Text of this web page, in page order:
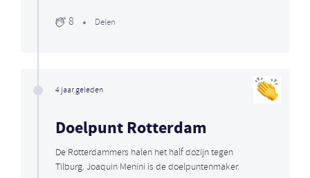
8 Delen
4 jaar geleden
Doelpunt Rotterdam
De Rotterdammers halen het half dozijn tegen
Tilburg. Joaquin Menini is de doelpuntenmaker.